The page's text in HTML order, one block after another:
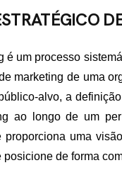
é um processo
marketing de uma
alvo, a
ao longo de um
uma
de forma